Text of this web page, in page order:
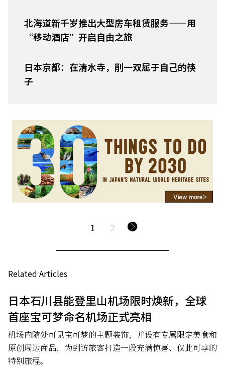
北海道新千岁推出大型房车租赁服务——用
“移动酒店”开启自由之旅
日本京都：在清水寺，削一双属于自己的筷
子
1 2
Related Articles
日本石川县能登里山机场限时焕新，全球
首座宝可梦命名机场正式亮相
机场内随处可见宝可梦的主题装饰，并设有专属限定美食和
原创周边商品，为到访旅客打造一段充满惊喜、仅此可享的
特别旅程。